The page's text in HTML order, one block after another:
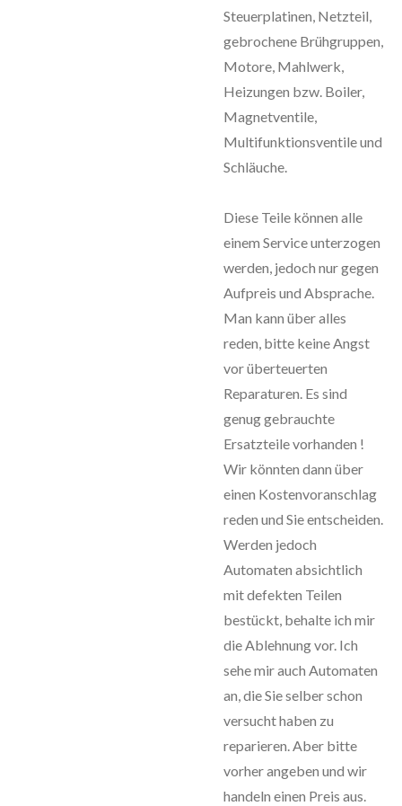
Steuerplatinen, Netzteil,
gebrochene Brühgruppen,
Motore, Mahlwerk,
Heizungen bzw. Boiler,
Magnetventile,
Multifunktionsventile und
Schläuche.
Diese Teile können alle
einem Service unterzogen
werden, jedoch nur gegen
Aufpreis und Absprache.
Man kann über alles
reden, bitte keine Angst
vor überteuerten
Reparaturen. Es sind
genug gebrauchte
Ersatzteile vorhanden !
Wir könnten dann über
einen Kostenvoranschlag
reden und Sie entscheiden.
Werden jedoch
Automaten absichtlich
mit defekten Teilen
bestückt, behalte ich mir
die Ablehnung vor. Ich
sehe mir auch Automaten
an, die Sie selber schon
versucht haben zu
reparieren. Aber bitte
vorher angeben und wir
handeln einen Preis aus.